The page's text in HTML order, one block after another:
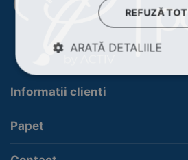
Informatii clienti
Papet
REFUZĂ TOT
ARATĂ DETALIILE